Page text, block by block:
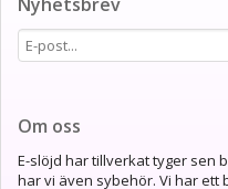
Om oss
E-slöjd har tillverkat tyger sen
har vi även sybehör. Vi har ett